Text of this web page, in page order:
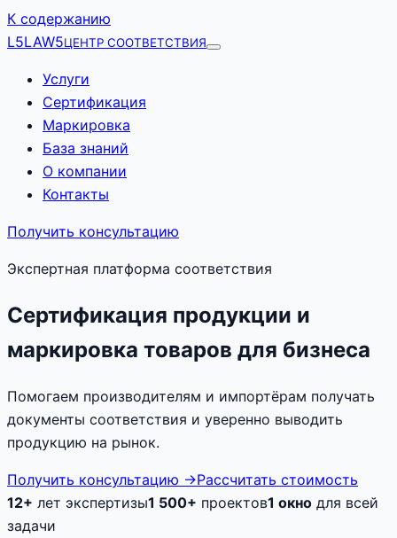
К содержанию
L5LAW5ЦЕНТР СООТВЕТСТВИЯ
Услуги
Сертификация
Маркировка
База знаний
О компании
Контакты
Получить консультацию
Экспертная платформа соответствия
Сертификация продукции и
маркировка товаров для бизнеса
Помогаем производителям и импортёрам получать
документы соответствия и уверенно выводить
продукцию на рынок.
Получить консультацию →Рассчитать стоимость
12+ лет экспертизы1 500+ проектов1 окно для всей
задачи